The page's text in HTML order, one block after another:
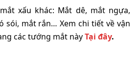
xấu khác: Mắt dê, mắt ngựa,
sói, mắt rắn… Xem chi tiết về vận
các tướng mắt nàyTại đây.